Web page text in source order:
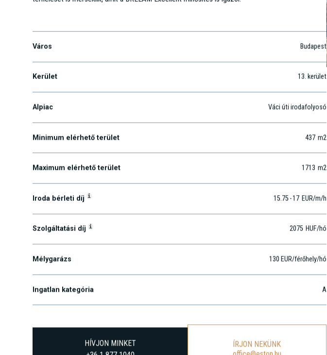
az üzemeltetési költségek. A költségelőnyök mellett ezek a megoldások a projekt környezeti
Váci út 117-119.
Város Budapest
Kerület 13. kerület
Alpiac Váci úti irodafolyosó
Minimum elérhető terület 437 m2
Maximum elérhető terület 1713 m2
Iroda bérleti díji 15.75-17 EUR/m/h
Szolgáltatási díji 2075 HUF/hó
Mélygarázs 130 EUR/férőhely/hó
Ingatlan kategória A